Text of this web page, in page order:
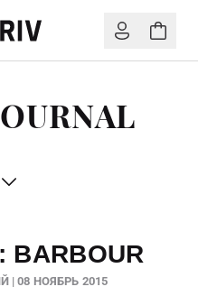
BARBOUR
08 НОЯБРЬ 2015